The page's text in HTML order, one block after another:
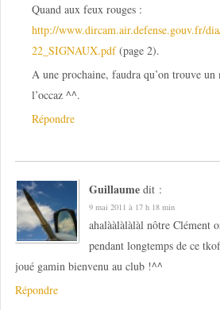
Quand aux feux rouges :
http://www.dircam.air.defense.gouv.fr/
22_SIGNAUX.pdf(page 2).
A une prochaine, faudra qu’on trouve
l’occaz ^^.
Répondre
Guillaume dit :
9 mai 2011 à 17 h 18 min
ahalààlàlàlàl nôtre Clément
pendant longtemps de ce
joué gamin bienvenu au club !^^
Répondre